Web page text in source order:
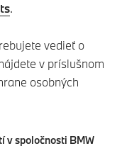
.
vedieť o
v príslušnom
osobných
v spoločnosti BMW